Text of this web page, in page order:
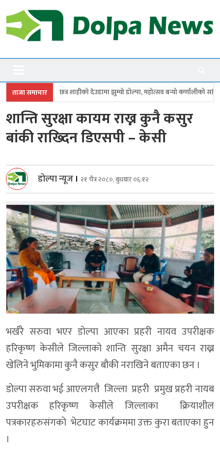
to
content
Dolpanews
ताजा समाचार
देउडामा झुम्यो डोल्पा, महोत्सव बन्यो कर्णालीको सांगीतिक उत्सव
शान्ति सुरक्षा कायम राख्न कुनै कसुर
बांकी राख्दिन डिएसपी – केसी
डोल्पा न्यूज । २१ चैत्र २०८०, बुधबार ०६:१२
भर्खरै सरुवा भएर डाेल्पा आएका प्रहरी नायव उपरीक्षक
हरिकृष्ण केसीले जिल्लाकाे शान्ति सुरक्षा अमैन चयन राख्न
खेलिने भुमिकामा कुनै कसुर बाैकी नराखिने बताएका छन ।
डाेल्पा सरुवा भई आएलगत्तै जिल्ला प्रहरी प्रमुख प्रहरी नायब
उपरीक्षक हरिकृष्ण केसीले जिल्लाका क्रियाशील
पत्रकारहरुसंगकाे भेटघाट कार्यक्रममा उक्त कुरा बताएका हुन
।